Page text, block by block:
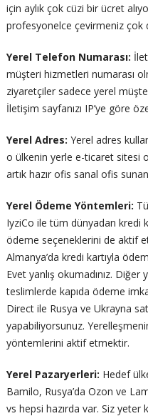
için aylık çok cüzi bir ücret
profesyonelce çevirmeniz çok
Yerel Telefon Numarası:
müşteri hizmetleri numarası
ziyaretçiler sadece yerel
İletişim sayfanızı IP’ye göre
Yerel Adres: Yerel adres
o ülkenin yerle e-ticaret sitesi
artık hazır ofis sanal ofis
Yerel Ödeme Yöntemleri:
IyziCo ile tüm dünyadan kredi
ödeme seçeneklerini de aktif
Almanya’da kredi kartıyla
Evet yanlış okumadınız. Diğer
teslimlerde kapıda ödeme
Direct ile Rusya ve Ukrayna
yapabiliyorsunuz.
yöntemlerini aktif etmektir.
Yerel Pazaryerleri: Hedef
Bamilo, Rusya’da Ozon ve
vs hepsi hazırda var. Siz yeter